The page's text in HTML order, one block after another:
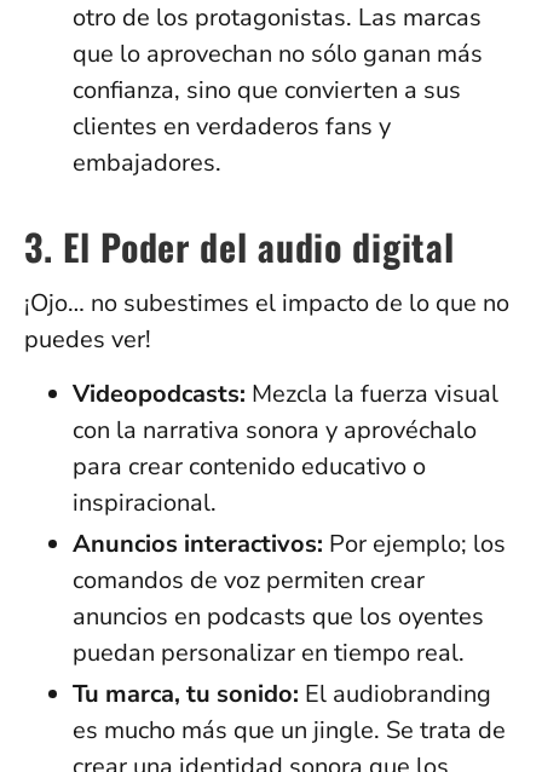
otro de los protagonistas. Las marcas
que lo aprovechan no sólo ganan más
confianza, sino que convierten a sus
clientes en verdaderos fans y
embajadores.
3. El Poder del audio digital
¡Ojo… no subestimes el impacto de lo que no
puedes ver!
Videopodcasts: Mezcla la fuerza visual
con la narrativa sonora y aprovéchalo
para crear contenido educativo o
inspiracional.
Anuncios interactivos: Por ejemplo; los
comandos de voz permiten crear
anuncios en podcasts que los oyentes
puedan personalizar en tiempo real.
Tu marca, tu sonido: El audiobranding
es mucho más que un jingle. Se trata de